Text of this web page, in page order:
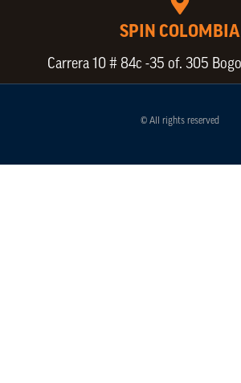
SPIN COLOMBIA
Carrera 10 # 84c -35 of. 305
© All rights reserved